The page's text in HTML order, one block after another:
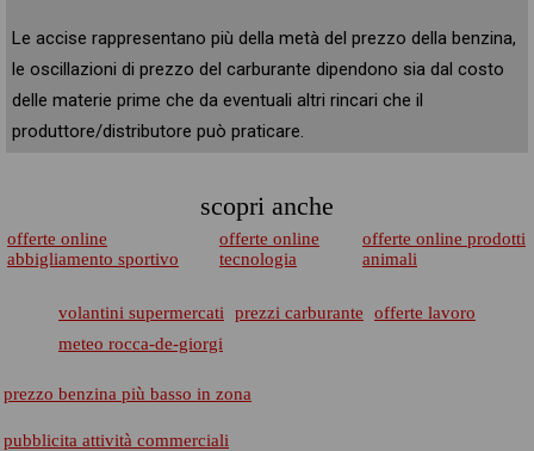
Le accise rappresentano più della metà del prezzo della benzina,
le oscillazioni di prezzo del carburante dipendono sia dal costo
delle materie prime che da eventuali altri rincari che il
produttore/distributore può praticare.
scopri anche
offerte online
abbigliamento sportivo
offerte online
tecnologia
offerte online prodotti
animali
volantini supermercati prezzi carburante
offerte lavoro
meteo rocca-de-giorgi
prezzo benzina più basso in zona
pubblicita attività commerciali